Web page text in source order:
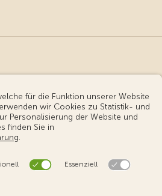
Club Schweiz
- rechtliche Informationen